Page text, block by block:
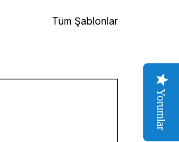
Tüm Şablonlar
Yorumlar